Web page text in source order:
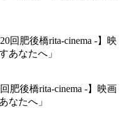
肥後橋rita-cinema -】映画
なたへ」